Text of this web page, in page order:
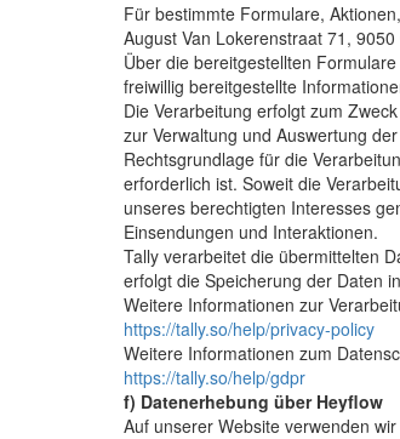
Für bestimmte Formulare,
August Van Lokerenstraat 71, 9050
Über die bereitgestellten
freiwillig bereitgestellte
Die Verarbeitung erfolgt zum
zur Verwaltung und Auswertung
Rechtsgrundlage für die
erforderlich ist. Soweit die
unseres berechtigten Interesses
Einsendungen und Interaktionen.
Tally verarbeitet die übermittelten
erfolgt die Speicherung der Daten
Weitere Informationen zur
https://tally.so/help/privacy-policy
Weitere Informationen zum
https://tally.so/help/gdpr
f) Datenerhebung über Heyflow
Auf unserer Website verwenden wir